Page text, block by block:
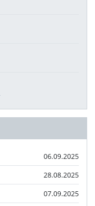
06.09.2025
28.08.2025
07.09.2025